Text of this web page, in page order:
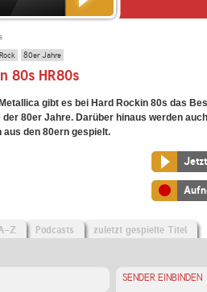
80er Jahre
80s HR80s
gibt es bei Hard Rockin 80s das
der 80er Jahre. Darüber hinaus werden
aus den 80ern gespielt.
Z Podcasts zuletzt gespielte Titel
SENDER EINBINDEN